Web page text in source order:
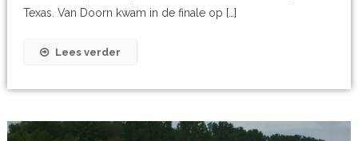
Texas. Van Doorn kwam in de finale op […]
Lees verder